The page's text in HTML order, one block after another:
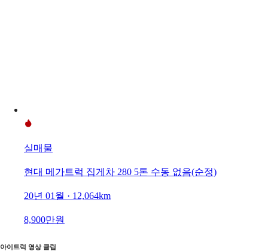
실매물
현대 메가트럭 집게차 280 5톤 수동 없음(순정)
20년 01월 · 12,064km
8,900만원
아이트럭 영상 클립